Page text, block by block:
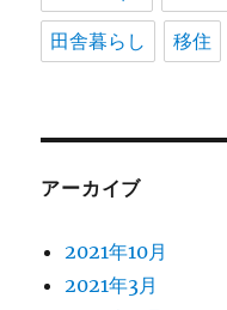
田舎暮らし 移住
アーカイブ
2021年10月
2021年3月